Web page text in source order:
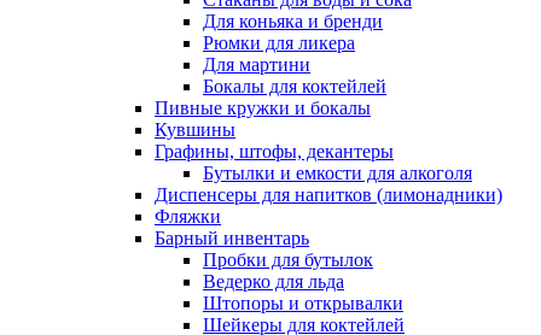
Для коньяка и бренди
Рюмки для ликера
Для мартини
Бокалы для коктейлей
Пивные кружки и бокалы
Кувшины
Графины, штофы, декантеры
Бутылки и емкости для алкоголя
Диспенсеры для напитков (лимонадники)
Фляжки
Барный инвентарь
Пробки для бутылок
Ведерко для льда
Штопоры и открывалки
Шейкеры для коктейлей